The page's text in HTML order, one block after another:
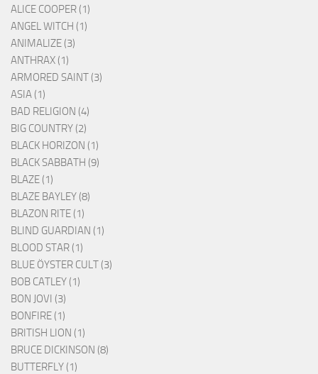
ALICE COOPER (1)
ANGEL WITCH (1)
ANIMALIZE (3)
ANTHRAX (1)
ARMORED SAINT (3)
ASIA (1)
BAD RELIGION (4)
BIG COUNTRY (2)
BLACK HORIZON (1)
BLACK SABBATH (9)
BLAZE (1)
BLAZE BAYLEY (8)
BLAZON RITE (1)
BLIND GUARDIAN (1)
BLOOD STAR (1)
BLUE ÖYSTER CULT (3)
BOB CATLEY (1)
BON JOVI (3)
BONFIRE (1)
BRITISH LION (1)
BRUCE DICKINSON (8)
BUTTERFLY (1)